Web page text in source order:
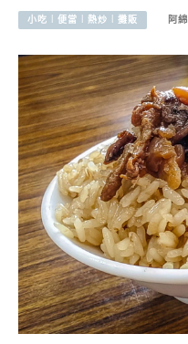
小吃︱便當︱熱炒︱攤販 阿綿